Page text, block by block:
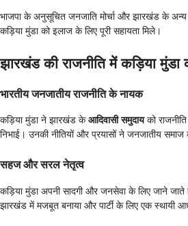
भाजपा के अनुसूचित जनजाति मोर्चा और झारखंड के
कड़िया मुंडा को इलाज के लिए पूरी सहायता मिले।
झारखंड की राजनीति में कड़िया मुंडा
भारतीय जनजातीय राजनीति के नायक
कड़िया मुंडा ने झारखंड केआदिवासी समुदायको
निभाई। उनकी नीतियों और प्रयासों ने जनजातीय
सहज और सरल नेतृत्व
कड़िया मुंडा अपनी सादगी और जनसेवा के लिए जाने
झारखंड में मजबूत बनाया और पार्टी के लिए एक स्थायी